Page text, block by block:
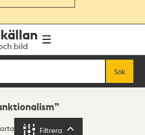
bild
Sök
Filtrera